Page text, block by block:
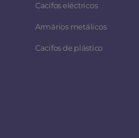
Cacifos eléctricos
Armários metálicos
Cacifos de plástico